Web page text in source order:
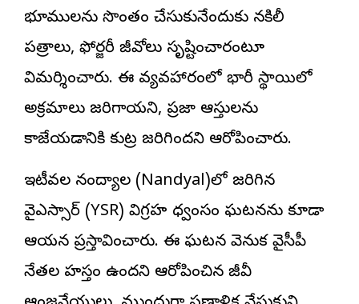
భూములను సొంతం చేసుకునేందుకు నకిలీ
పత్రాలు, ఫోర్జరీ జీవోలు సృష్టించారంటూ
విమర్శించారు. ఈ వ్యవహారంలో భారీ స్థాయిలో
అక్రమాలు జరిగాయని, ప్రజా ఆస్తులను
కాజేయడానికి కుట్ర జరిగిందని ఆరోపించారు.
ఇటీవల నంద్యాల (Nandyal)లో జరిగిన
వైఎస్సార్ (YSR) విగ్రహ ధ్వంసం ఘటనను కూడా
ఆయన ప్రస్తావించారు. ఈ ఘటన వెనుక వైసీపీ
నేతల హస్తం ఉందని ఆరోపించిన జీవీ